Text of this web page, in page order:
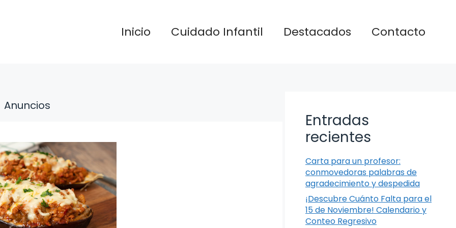
Inicio Cuidado Infantil Destacados Contacto
Anuncios
Entradas
recientes
Carta para un profesor:
conmovedoras palabras de
agradecimiento y despedida
¡Descubre Cuánto Falta para el
15 de Noviembre! Calendario y
Conteo Regresivo